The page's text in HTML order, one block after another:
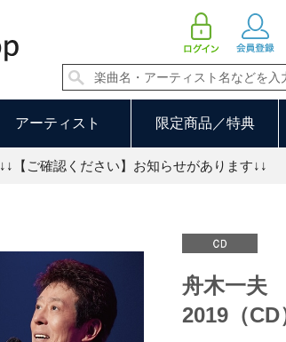
アーティスト 限定商品／特典
↓↓【ご確認ください】お知らせがあります↓↓
舟木一夫
2019（CD